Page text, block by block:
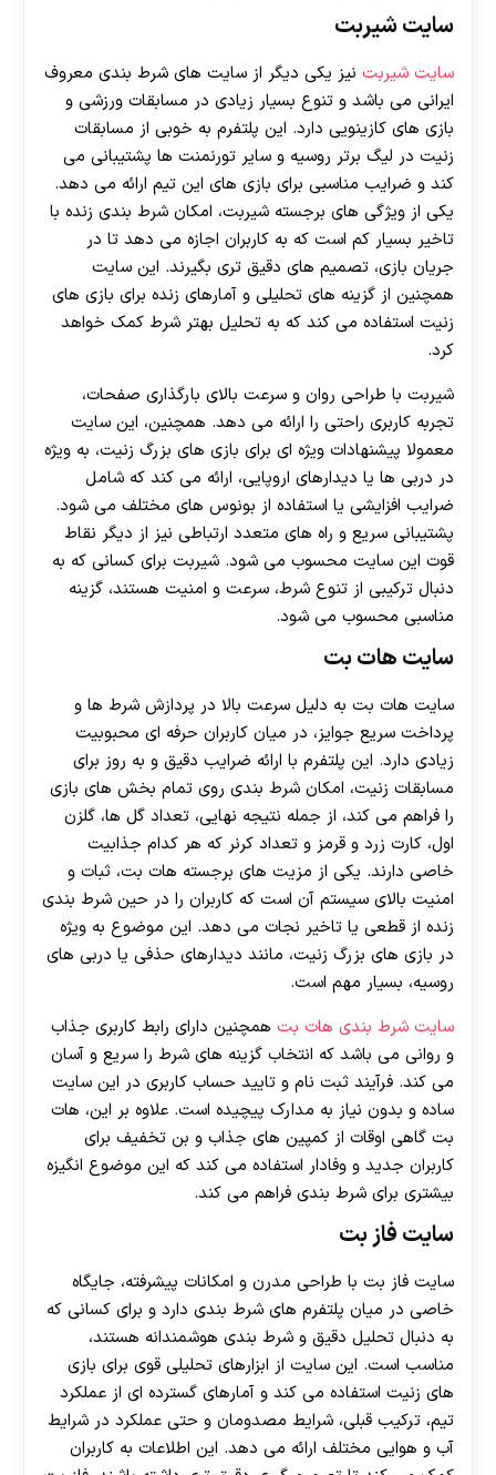
سایت شیربت
سایت شیربت نیز یکی دیگر از سایت های شرط بندی معروف
ایرانی می باشد و تنوع بسیار زیادی در مسابقات ورزشی و
بازی های کازینویی دارد. این پلتفرم به خوبی از مسابقات
زنیت در لیگ برتر روسیه و سایر تورنمنت ها پشتیبانی می
کند و ضرایب مناسبی برای بازی های این تیم ارائه می دهد.
یکی از ویژگی های برجسته شیربت، امکان شرط بندی زنده با
تاخیر بسیار کم است که به کاربران اجازه می دهد تا در
جریان بازی، تصمیم های دقیق تری بگیرند. این سایت
همچنین از گزینه های تحلیلی و آمارهای زنده برای بازی های
زنیت استفاده می کند که به تحلیل بهتر شرط کمک خواهد
کرد.
شیربت با طراحی روان و سرعت بالای بارگذاری صفحات،
تجربه کاربری راحتی را ارائه می دهد. همچنین، این سایت
معمولا پیشنهادات ویژه ای برای بازی های بزرگ زنیت، به ویژه
در دربی ها یا دیدارهای اروپایی، ارائه می کند که شامل
ضرایب افزایشی یا استفاده از بونوس های مختلف می شود.
پشتیبانی سریع و راه های متعدد ارتباطی نیز از دیگر نقاط
قوت این سایت محسوب می شود. شیربت برای کسانی که به
دنبال ترکیبی از تنوع شرط، سرعت و امنیت هستند، گزینه
مناسبی محسوب می شود.
سایت هات بت
سایت هات بت به دلیل سرعت بالا در پردازش شرط ها و
پرداخت سریع جوایز، در میان کاربران حرفه ای محبوبیت
زیادی دارد. این پلتفرم با ارائه ضرایب دقیق و به روز برای
مسابقات زنیت، امکان شرط بندی روی تمام بخش های بازی
را فراهم می کند، از جمله نتیجه نهایی، تعداد گل ها، گلزن
اول، کارت زرد و قرمز و تعداد کرنر که هر کدام جذابیت
خاصی دارند. یکی از مزیت های برجسته هات بت، ثبات و
امنیت بالای سیستم آن است که کاربران را در حین شرط بندی
زنده از قطعی یا تاخیر نجات می دهد. این موضوع به ویژه
در بازی های بزرگ زنیت، مانند دیدارهای حذفی یا دربی های
روسیه، بسیار مهم است.
سایت شرط بندی هات بت همچنین دارای رابط کاربری جذاب
و روانی می باشد که انتخاب گزینه های شرط را سریع و آسان
می کند. فرآیند ثبت نام و تایید حساب کاربری در این سایت
ساده و بدون نیاز به مدارک پیچیده است. علاوه بر این، هات
بت گاهی اوقات از کمپین های جذاب و بن تخفیف برای
کاربران جدید و وفادار استفاده می کند که این موضوع انگیزه
بیشتری برای شرط بندی فراهم می کند.
سایت فاز بت
سایت فاز بت با طراحی مدرن و امکانات پیشرفته، جایگاه
خاصی در میان پلتفرم های شرط بندی دارد و برای کسانی که
به دنبال تحلیل دقیق و شرط بندی هوشمندانه هستند،
مناسب است. این سایت از ابزارهای تحلیلی قوی برای بازی
های زنیت استفاده می کند و آمارهای گسترده ای از عملکرد
تیم، ترکیب قبلی، شرایط مصدومان و حتی عملکرد در شرایط
آب و هوایی مختلف ارائه می دهد. این اطلاعات به کاربران